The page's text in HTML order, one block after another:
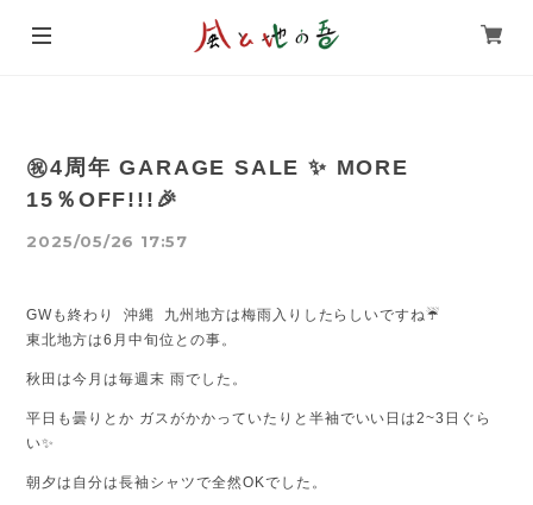
㊗️4周年 GARAGE SALE ✨ MORE
15％OFF!!!🎉
2025/05/26 17:57
GWも終わり 沖縄 九州地方は梅雨入りしたらしいですね☔
東北地方は6月中旬位との事。
秋田は今月は毎週末 雨でした。
平日も曇りとか ガスがかかっていたりと半袖でいい日は2~3日ぐら
い✨
朝夕は自分は長袖シャツで全然OKでした。